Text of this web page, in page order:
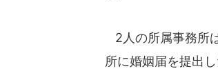
2人の所属事務所
所に婚姻届を提出